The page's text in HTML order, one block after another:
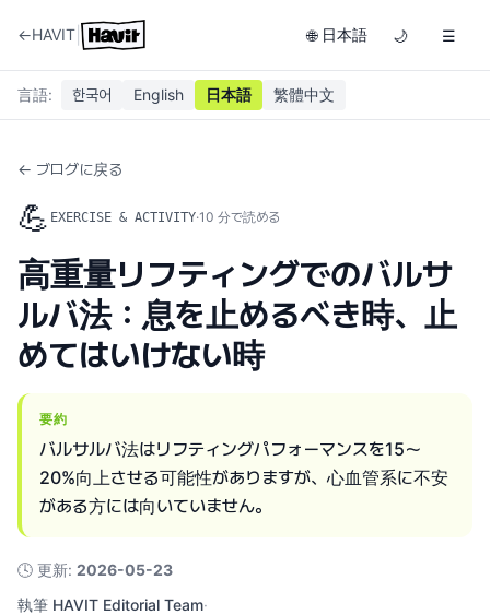
←HAVIT 🌐 日本語 🌙 ☰
言語: 한국어 English 日本語 繁體中文
← ブログに戻る
💪 EXERCISE & ACTIVITY·10 分で読める
高重量リフティングでのバルサ
ルバ法：息を止めるべき時、止
めてはいけない時
要約
バルサルバ法はリフティングパフォーマンスを15〜
20%向上させる可能性がありますが、心血管系に不安
がある方には向いていません。
🕓 更新: 2026-05-23
執筆 HAVIT Editorial Team·